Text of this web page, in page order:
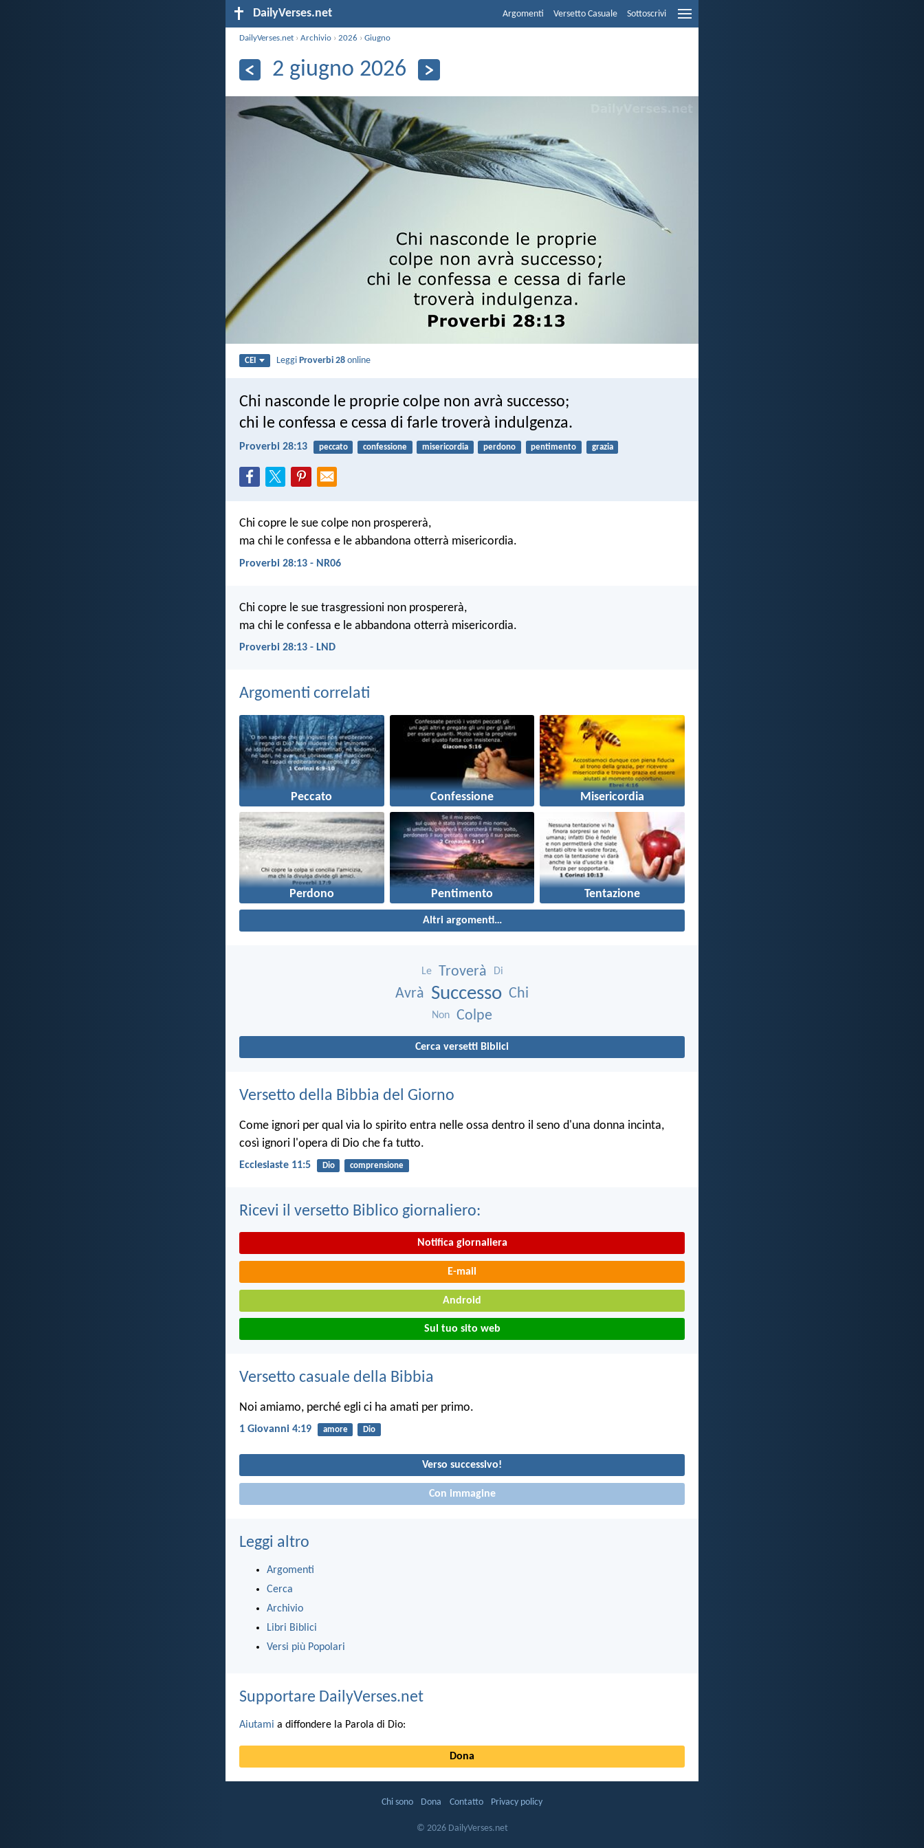
DailyVerses.net Argomenti Versetto Casuale Sottoscrivi
DailyVerses.net ›Archivio ›2026 ›Giugno
2 giugno 2026
CEI LeggiProverbi 28 online
Chi nasconde le proprie colpe non avrà successo;
chi le confessa e cessa di farle troverà indulgenza.
Proverbi 28:13 peccato confessione misericordia perdono pentimento grazia
Chi copre le sue colpe non prospererà,
ma chi le confessa e le abbandona otterrà misericordia.
Proverbi 28:13 - NR06
Chi copre le sue trasgressioni non prospererà,
ma chi le confessa e le abbandona otterrà misericordia.
Proverbi 28:13 - LND
Argomenti correlati
Peccato Confessione Misericordia
Perdono Pentimento Tentazione
Altri argomenti…
Le Troverà Di
Avrà Successo Chi
Non Colpe
Cerca versetti Biblici
Versetto della Bibbia del Giorno
Come ignori per qual via lo spirito entra nelle ossa dentro il seno d'una donna incinta,
così ignori l'opera di Dio che fa tutto.
Ecclesiaste 11:5 Dio comprensione
Ricevi il versetto Biblico giornaliero:
Notifica giornaliera
E-mail
Android
Sul tuo sito web
Versetto casuale della Bibbia
Noi amiamo, perché egli ci ha amati per primo.
1 Giovanni 4:19 amore Dio
Verso successivo!
Con immagine
Leggi altro
Argomenti
Cerca
Archivio
Libri Biblici
Versi più Popolari
Supportare DailyVerses.net
Aiutami a diffondere la Parola di Dio:
Dona
Chi sono Dona Contatto Privacy policy
© 2026 DailyVerses.net